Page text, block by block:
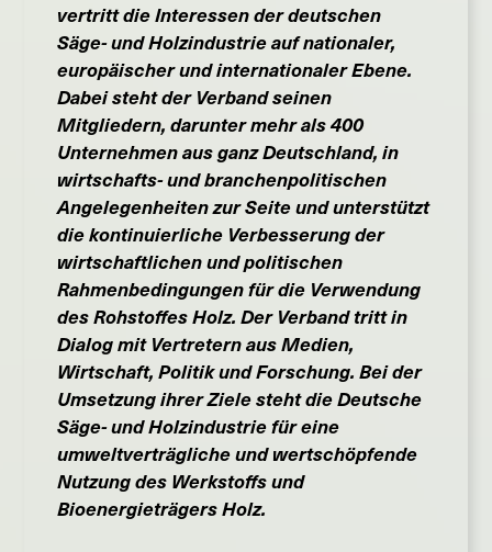
vertritt die Interessen der deutschen
Säge- und Holzindustrie auf nationaler,
europäischer und internationaler Ebene.
Dabei steht der Verband seinen
Mitgliedern, darunter mehr als 400
Unternehmen aus ganz Deutschland, in
wirtschafts- und branchenpolitischen
Angelegenheiten zur Seite und unterstützt
die kontinuierliche Verbesserung der
wirtschaftlichen und politischen
Rahmenbedingungen für die Verwendung
des Rohstoffes Holz. Der Verband tritt in
Dialog mit Vertretern aus Medien,
Wirtschaft, Politik und Forschung. Bei der
Umsetzung ihrer Ziele steht die Deutsche
Säge- und Holzindustriefür eine
umweltverträgliche und wertschöpfende
Nutzung des Werkstoffs und
Bioenergieträgers Holz.